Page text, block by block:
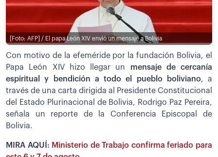
[Foto: AFP] / El papa León XIV envió un mensaje a Bolivia
Con motivo de la efeméride por la fundación Bolivia, el
Papa León XIV hizo llegar un mensaje de cercanía
espiritual y bendición a todo el pueblo boliviano, a
través de una carta dirigida al Presidente Constitucional
del Estado Plurinacional de Bolivia, Rodrigo Paz Pereira,
señala un reporte de la Conferencia Episcopal de
Bolivia.
MIRA AQUÍ: Ministerio de Trabajo confirma feriado para